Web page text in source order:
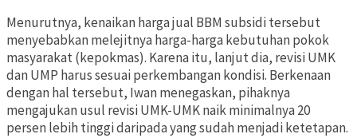
Menurutnya, kenaikan harga jual BBM subsidi tersebut
menyebabkan melejitnya harga-harga kebutuhan pokok
masyarakat (kepokmas). Karena itu, lanjut dia, revisi UMK
dan UMP harus sesuai perkembangan kondisi. Berkenaan
dengan hal tersebut, Iwan menegaskan, pihaknya
mengajukan usul revisi UMK-UMK naik minimalnya 20
persen lebih tinggi daripada yang sudah menjadi ketetapan.